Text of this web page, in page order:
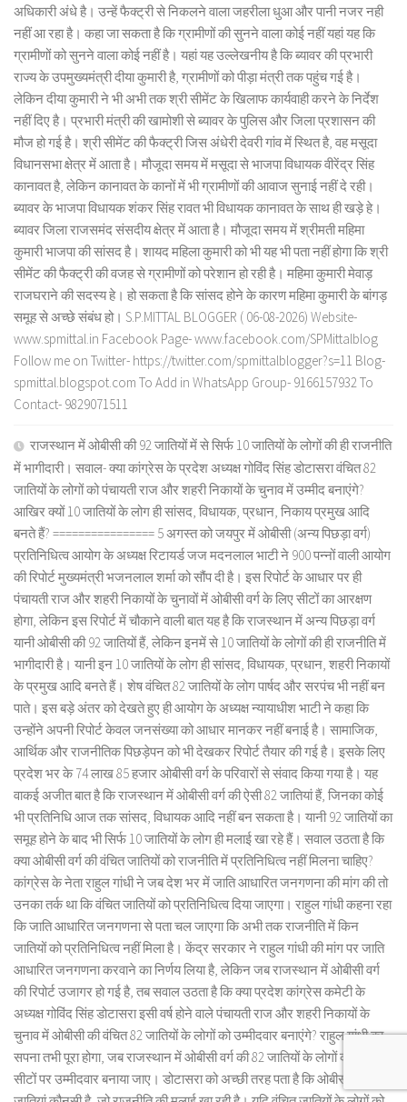
अधिकारी अंधे है। उन्हें फैक्ट्री से निकलने वाला जहरीला धुआ और पानी नजर नही
नहीं आ रहा है। कहा जा सकता है कि ग्रामीणों की सुनने वाला कोई नहीं यहां यह कि
ग्रामीणों को सुनने वाला कोई नहीं है। यहां यह उल्लेखनीय है कि ब्यावर की प्रभारी
राज्य के उपमुख्यमंत्री दीया कुमारी है, ग्रामीणों को पीड़ा मंत्री तक पहुंच गई है।
लेकिन दीया कुमारी ने भी अभी तक श्री सीमेंट के खिलाफ कार्यवाही करने के निर्देश
नहीं दिए है। प्रभारी मंत्री की खामोशी से ब्यावर के पुलिस और जिला प्रशासन की
मौज हो गई है। श्री सीमेंट की फैक्ट्री जिस अंधेरी देवरी गांव में स्थित है, वह मसूदा
विधानसभा क्षेत्र में आता है। मौजूदा समय में मसूदा से भाजपा विधायक वीरेंद्र सिंह
कानावत है, लेकिन कानावत के कानों में भी ग्रामीणों की आवाज सुनाई नहीं दे रही।
ब्यावर के भाजपा विधायक शंकर सिंह रावत भी विधायक कानावत के साथ ही खड़े हे।
ब्यावर जिला राजसमंद संसदीय क्षेत्र में आता है। मौजूदा समय में श्रीमती महिमा
कुमारी भाजपा की सांसद है। शायद महिला कुमारी को भी यह भी पता नहीं होगा कि श्री
सीमेंट की फैक्ट्री की वजह से ग्रामीणों को परेशान हो रही है। महिमा कुमारी मेवाड़
राजघराने की सदस्य हे। हो सकता है कि सांसद होने के कारण महिमा कुमारी के बांगड़
समूह से अच्छे संबंध हो। S.P.MITTAL BLOGGER ( 06-08-2026) Website-
www.spmittal.in Facebook Page- www.facebook.com/SPMittalblog
Follow me on Twitter- https://twitter.com/spmittalblogger?s=11 Blog-
spmittal.blogspot.com To Add in WhatsApp Group- 9166157932 To
Contact- 9829071511
राजस्थान में ओबीसी की 92 जातियों में से सिर्फ 10 जातियों के लोगों की ही राजनीति
में भागीदारी। सवाल- क्या कांग्रेस के प्रदेश अध्यक्ष गोविंद सिंह डोटासरा वंचित 82
जातियों के लोगों को पंचायती राज और शहरी निकायों के चुनाव में उम्मीद बनाएंगे?
आखिर क्यों 10 जातियों के लोग ही सांसद, विधायक, प्रधान, निकाय प्रमुख आदि
बनते हैं? ================ 5 अगस्त को जयपुर में ओबीसी (अन्य पिछड़ा वर्ग)
प्रतिनिधित्व आयोग के अध्यक्ष रिटायर्ड जज मदनलाल भाटी ने 900 पन्नों वाली आयोग
की रिपोर्ट मुख्यमंत्री भजनलाल शर्मा को सौंप दी है। इस रिपोर्ट के आधार पर ही
पंचायती राज और शहरी निकायों के चुनावों में ओबीसी वर्ग के लिए सीटों का आरक्षण
होगा, लेकिन इस रिपोर्ट में चौकाने वाली बात यह है कि राजस्थान में अन्य पिछड़ा वर्ग
यानी ओबीसी की 92 जातियों हैं, लेकिन इनमें से 10 जातियों के लोगों की ही राजनीति में
भागीदारी है। यानी इन 10 जातियों के लोग ही सांसद, विधायक, प्रधान, शहरी निकायों
के प्रमुख आदि बनते हैं। शेष वंचित 82 जातियों के लोग पार्षद और सरपंच भी नहीं बन
पाते। इस बड़े अंतर को देखते हुए ही आयोग के अध्यक्ष न्यायाधीश भाटी ने कहा कि
उन्होंने अपनी रिपोर्ट केवल जनसंख्या को आधार मानकर नहीं बनाई है। सामाजिक,
आर्थिक और राजनीतिक पिछड़ेपन को भी देखकर रिपोर्ट तैयार की गई है। इसके लिए
प्रदेश भर के 74 लाख 85 हजार ओबीसी वर्ग के परिवारों से संवाद किया गया है। यह
वाकई अजीत बात है कि राजस्थान में ओबीसी वर्ग की ऐसी 82 जातियां हैं, जिनका कोई
भी प्रतिनिधि आज तक सांसद, विधायक आदि नहीं बन सकता है। यानी 92 जातियों का
समूह होने के बाद भी सिर्फ 10 जातियों के लोग ही मलाई खा रहे हैं। सवाल उठता है कि
क्या ओबीसी वर्ग की वंचित जातियों को राजनीति में प्रतिनिधित्व नहीं मिलना चाहिए?
कांग्रेस के नेता राहुल गांधी ने जब देश भर में जाति आधारित जनगणना की मांग की तो
उनका तर्क था कि वंचित जातियों को प्रतिनिधित्व दिया जाएगा। राहुल गांधी कहना रहा
कि जाति आधारित जनगणना से पता चल जाएगा कि अभी तक राजनीति में किन
जातियों को प्रतिनिधित्व नहीं मिला है। केंद्र सरकार ने राहुल गांधी की मांग पर जाति
आधारित जनगणना करवाने का निर्णय लिया है, लेकिन जब राजस्थान में ओबीसी वर्ग
की रिपोर्ट उजागर हो गई है, तब सवाल उठता है कि क्या प्रदेश कांग्रेस कमेटी के
अध्यक्ष गोविंद सिंह डोटासरा इसी वर्ष होने वाले पंचायती राज और शहरी निकायों के
चुनाव में ओबीसी की वंचित 82 जातियों के लोगों को उम्मीदवार बनाएंगे? राहुल गांधी का
सपना तभी पूरा होगा, जब राजस्थान में ओबीसी वर्ग की 82 जातियों के लोगों को आरक्षित
सीटों पर उम्मीदवार बनाया जाए। डोटासरा को अच्छी तरह पता है कि ओबीसी की वे 10